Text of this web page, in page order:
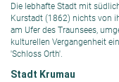
Die lebhafte Stadt mit
Kurstadt (1862) nichts von
am Ufer des Traunsees,
kulturellen Vergangenheit
'Schloss Orth'.
Stadt Krumau